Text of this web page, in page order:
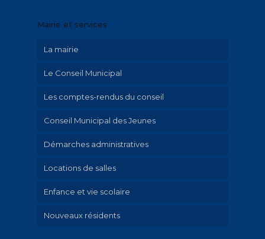
Mairie et services
La mairie
Le Conseil Municipal
Les comptes-rendus du conseil
Conseil Municipal des Jeunes
Démarches administratives
Urbanisme et travaux
Mariage et PACS
Cimetière
Locations de salles
Enfance et vie scolaire
Activités périscolaires
Nouveaux résidents